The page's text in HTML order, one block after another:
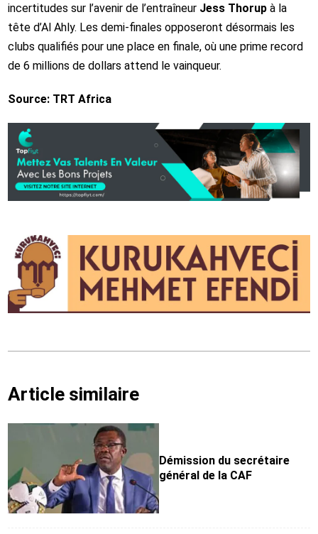
incertitudes sur l’avenir de l’entraîneur Jess Thorupà la
tête d’Al Ahly. Les demi-finales opposeront désormais les
clubs qualifiés pour une place en finale, où une prime record
de 6 millions de dollars attend le vainqueur.
Source: TRT Africa
Article similaire
Démission du secrétaire
général de la CAF